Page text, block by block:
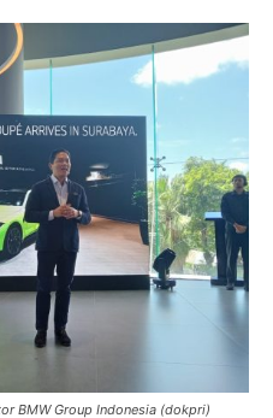
BMW Group Indonesia (dokpri)